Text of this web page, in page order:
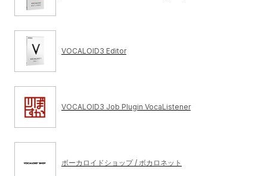
VOCALOID3 Editor
VOCALOID3 Job Plugin VocaListener
ボーカロイドショップ / ボカロネット